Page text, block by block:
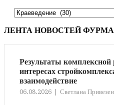
Рубрики
статей
ЛЕНТА НОВОСТЕЙ
Результаты комплексной
интересах
взаимодействие
06.08.2026 Светлана